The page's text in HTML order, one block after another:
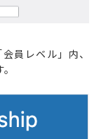
員レベル」内、